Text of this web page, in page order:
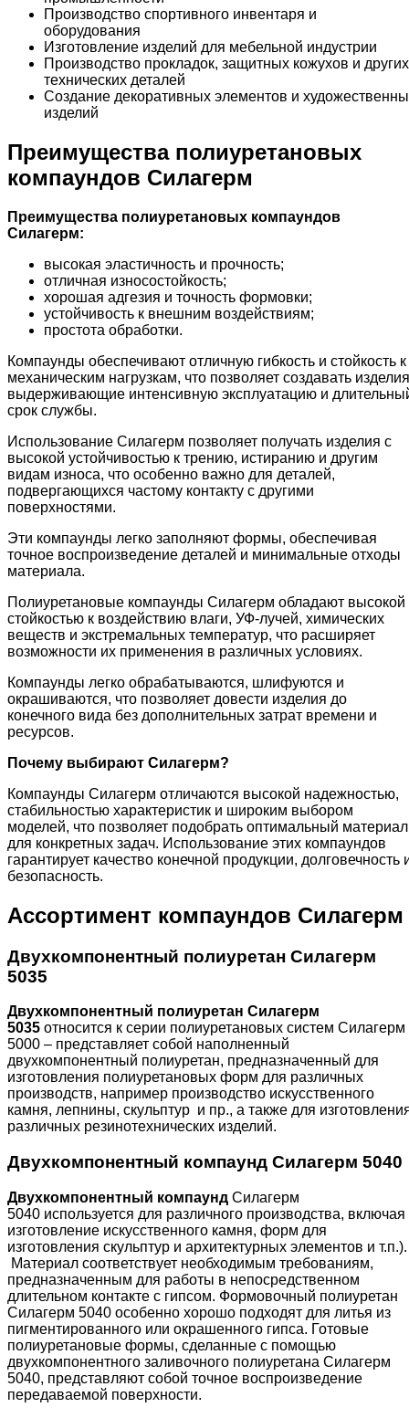
Производство спортивного инвентаря и
оборудования
Изготовление изделий для мебельной индустрии
Производство прокладок, защитных кожухов и других
технических деталей
Создание декоративных элементов и
изделий
Преимущества полиуретановых
компаундов Силагерм
Преимущества полиуретановых компаундов
Силагерм:
высокая эластичность и прочность;
отличная износостойкость;
хорошая адгезия и точность формовки;
устойчивость к внешним воздействиям;
простота обработки.
Компаунды обеспечивают отличную гибкость и стойкость к
механическим нагрузкам, что позволяет создавать
выдерживающие интенсивную эксплуатацию и
срок службы.
Использование Силагерм позволяет получать изделия с
высокой устойчивостью к трению, истиранию и другим
видам износа, что особенно важно для деталей,
подвергающихся частому контакту с другими
поверхностями.
Эти компаунды легко заполняют формы, обеспечивая
точное воспроизведение деталей и минимальные отходы
материала.
Полиуретановые компаунды Силагерм обладают высокой
стойкостью к воздействию влаги, УФ-лучей, химических
веществ и экстремальных температур, что расширяет
возможности их применения в различных условиях.
Компаунды легко обрабатываются, шлифуются и
окрашиваются, что позволяет довести изделия до
конечного вида без дополнительных затрат времени и
ресурсов.
Почему выбирают Силагерм?
Компаунды Силагерм отличаются высокой надежностью,
стабильностью характеристик и широким выбором
моделей, что позволяет подобрать оптимальный материал
для конкретных задач. Использование этих компаундов
гарантирует качество конечной продукции, долговечность
безопасность.
Ассортимент компаундов Силагерм
Двухкомпонентный полиуретан Силагерм
5035
Двухкомпонентный полиуретан Силагерм
5035 относится к серии полиуретановых систем Силагерм
5000 – представляет собой наполненный
двухкомпонентный полиуретан, предназначенный для
изготовления полиуретановых форм для различных
производств, например производство искусственного
камня, лепнины, скульптур и пр., а также для
различных резинотехнических изделий.
Двухкомпонентный компаунд Силагерм 5040
Двухкомпонентный компаунд Силагерм
5040 используется для различного производства, включая
изготовление искусственного камня, форм для
изготовления скульптур и архитектурных элементов и т.п.).
Материал соответствует необходимым требованиям,
предназначенным для работы в непосредственном
длительном контакте с гипсом. Формовочный полиуретан
Силагерм 5040 особенно хорошо подходят для литья из
пигментированного или окрашенного гипса. Готовые
полиуретановые формы, сделанные с помощью
двухкомпонентного заливочного полиуретана Силагерм
5040, представляют собой точное воспроизведение
передаваемой поверхности.